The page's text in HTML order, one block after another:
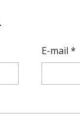
E-mail *